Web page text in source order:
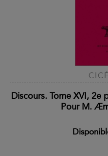
Discours. Tome XVI, 2e
Pour M.